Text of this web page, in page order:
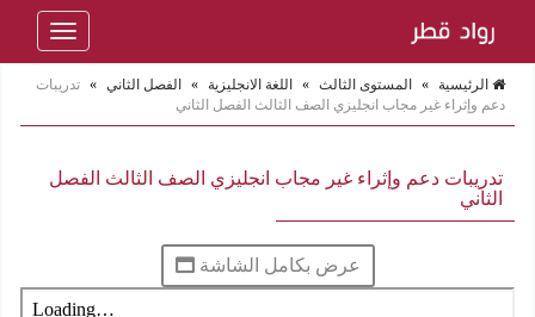
Toggle
الرئيسية » المستوى الثالث » اللغة الانجليزية » الفصل الثاني » تدريبات
دعم وإثراء غير مجاب انجليزي الصف الثالث الفصل الثاني
تدريبات دعم وإثراء غير مجاب انجليزي الصف الثالث الفصل
الثاني
عرض بكامل الشاشة